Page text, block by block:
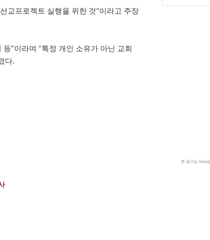
교프로젝트 실행을 위한 것“이라고 주장
”이라며 “특정 개인 소유가 아닌 교회
다.
본 광고는